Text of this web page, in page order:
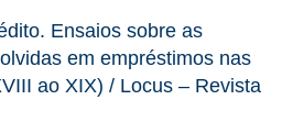
Ensaios sobre as
em empréstimos nas
ao XIX) / Locus – Revista